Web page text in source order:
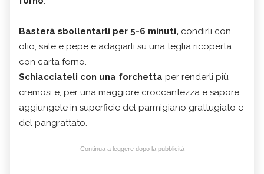
Basterà sbollentarli per 5-6 minuti, condirli con
olio, sale e pepe e adagiarli su una teglia ricoperta
con carta forno.
Schiacciateli con una forchetta per renderli più
cremosi e, per una maggiore croccantezza e sapore,
aggiungete in superficie del parmigiano grattugiato e
del pangrattato.
Continua a leggere dopo la pubblicità